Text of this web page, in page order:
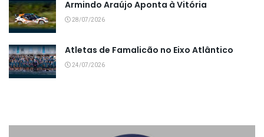
Armindo Araújo Aponta à Vitória
28/07/2026
Atletas de Famalicão no Eixo Atlântico
24/07/2026